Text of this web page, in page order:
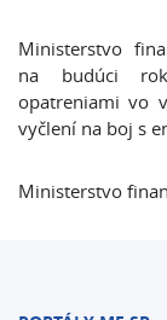
Ministerstvo
na budúci
opatreniami vo
vyčlení na boj s
Ministerstvo